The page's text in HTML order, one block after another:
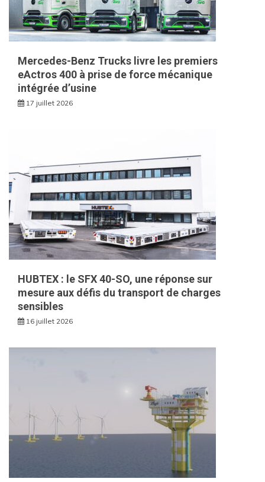
Mercedes-Benz Trucks livre les premiers
eActros 400 à prise de force mécanique
intégrée d’usine
17 juillet 2026
HUBTEX : le SFX 40-SO, une réponse sur
mesure aux défis du transport de charges
sensibles
16 juillet 2026